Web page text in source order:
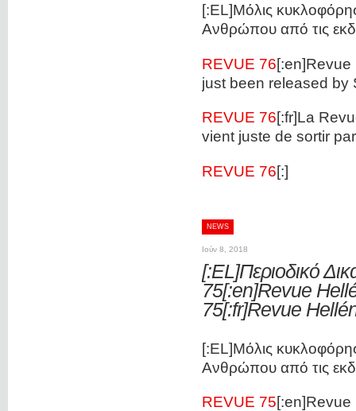
[:EL]Μόλις
Ανθρώπου από τις
REVUE 76[:en]Revue
just been released by
REVUE 76[:fr]La
vient juste de sortir
REVUE 76[:]
NEWS
Ιούν 8, 2018
[:EL]Περιοδικό
75[:en]Revue
75[:fr]Revue
[:EL]Μόλις
Ανθρώπου από τις
REVUE 75[:en]Revue